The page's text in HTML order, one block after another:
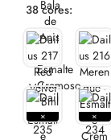
38 cores: